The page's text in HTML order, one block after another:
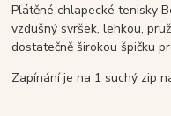
Plátěné chlapecké tenisky
vzdušný svršek, lehkou,
dostatečně širokou špičku
Zapínání je na 1 suchý zip